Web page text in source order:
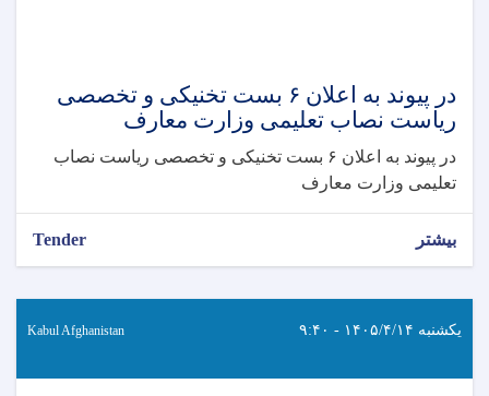
در پیوند به اعلان ۶ بست تخنیکی و تخصصی
ریاست نصاب تعلیمی وزارت معارف
در پیوند به اعلان ۶ بست تخنیکی و تخصصی ریاست نصاب
تعلیمی وزارت معارف
بیشتر Tender
یکشنبه ۱۴۰۵/۴/۱۴ - ۹:۴۰ Kabul Afghanistan